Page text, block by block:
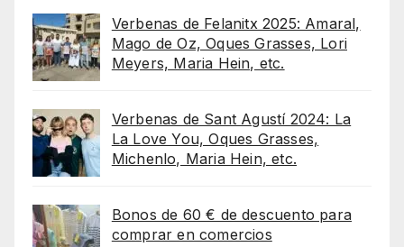
Verbenas de Felanitx 2025: Amaral,
Mago de Oz, Oques Grasses, Lori
Meyers, Maria Hein, etc.
Verbenas de Sant Agustí 2024: La
La Love You, Oques Grasses,
Michenlo, Maria Hein, etc.
Bonos de 60 € de descuento para
comprar en comercios